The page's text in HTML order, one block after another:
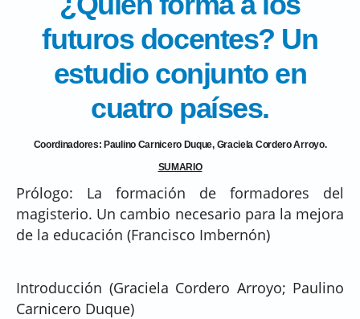
futuros docentes? Un
estudio conjunto en
cuatro países.
Coordinadores: Paulino Carnicero Duque, Graciela Cordero Arroyo.
SUMARIO
Prólogo: La formación de formadores del
magisterio. Un cambio necesario para la mejora
de la educación (Francisco Imbernón)
Introducción (Graciela Cordero Arroyo; Paulino
Carnicero Duque)